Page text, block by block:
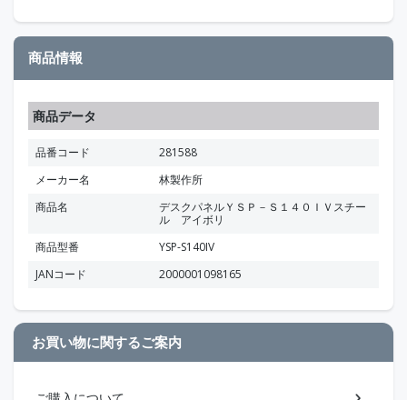
商品情報
商品データ
品番コード
281588
メーカー名
林製作所
商品名
デスクパネルＹＳＰ－Ｓ１４０ＩＶスチー
ル アイボリ
商品型番
YSP-S140IV
JANコード
2000001098165
お買い物に関するご案内